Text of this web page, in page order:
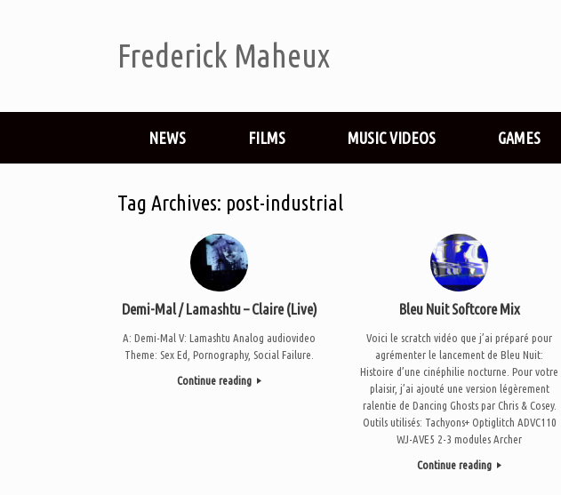
Frederick Maheux
NEWS FILMS MUSIC VIDEOS GAMES
Tag Archives: post-industrial
Demi-Mal / Lamashtu – Claire (Live)
A: Demi-Mal V: Lamashtu Analog audiovideo
Theme: Sex Ed, Pornography, Social Failure.
Continue reading
Bleu Nuit Softcore Mix
Voici le scratch vidéo que j’ai préparé pour
agrémenter le lancement de Bleu Nuit:
Histoire d’une cinéphilie nocturne. Pour votre
plaisir, j’ai ajouté une version légèrement
ralentie de Dancing Ghosts par Chris & Cosey.
Outils utilisés: Tachyons+ Optiglitch ADVC110
WJ-AVE5 2-3 modules Archer
Continue reading